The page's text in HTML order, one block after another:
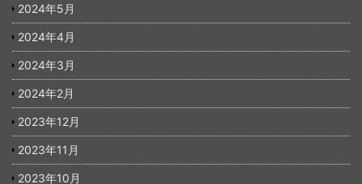
2024年5月
2024年4月
2024年3月
2024年2月
2023年12月
2023年11月
2023年10月